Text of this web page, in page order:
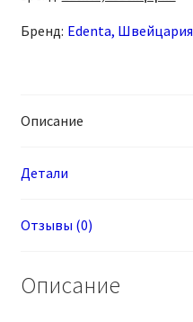
Бренд: Edenta, Швейцария
Описание
Детали
Отзывы (0)
Описание